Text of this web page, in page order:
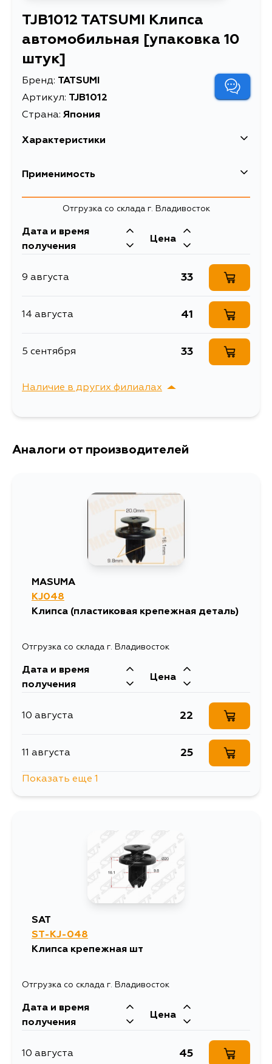
TJB1012 TATSUMI Клипса
автомобильная [упаковка 10
штук]
Бренд: TATSUMI
Артикул: TJB1012
Страна: Япония
Характеристики
EAN-13
Длина упаковки, мм 20
Масса, кг
Клипса автомобильная
[упаковка 10 штук]
Ширина упаковки, мм
Применимость
Отгрузка со склада г. Владивосток
Дата и время
получения
Цена
9 августа 33
14 августа 41
5 сентября 33
Наличие в других филиалах
г. Владивосток,
Аналоги от производителей
MASUMA
KJ048
Клипса (пластиковая крепежная деталь)
Отгрузка со склада г. Владивосток
Дата и время
получения
Цена
10 августа 22
11 августа 25
Показать еще 1
SAT
ST-KJ-048
Клипса крепежная шт
Отгрузка со склада г. Владивосток
Дата и время
получения
Цена
10 августа 45